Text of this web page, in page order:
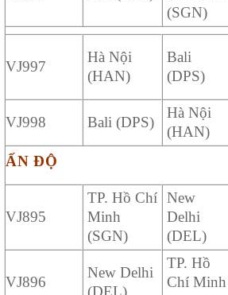
(SGN)
VJ997
Hà Nội
(HAN)
Bali
(DPS)
VJ998 Bali (DPS)
Hà Nội
(HAN)
ẤN ĐỘ
VJ895
TP. Hồ Chí
Minh
(SGN)
New
Delhi
(DEL)
VJ896
New Delhi
TP. Hồ
Chí Minh